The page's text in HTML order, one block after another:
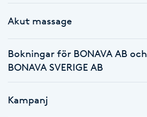
Hot yoga
Hudföryngring
Hudvård
Akut massage
Bokningar för BONAVA AB och
BONAVA SVERIGE AB
Kampanj